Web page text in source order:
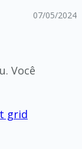
07/05/2024
Você
grid